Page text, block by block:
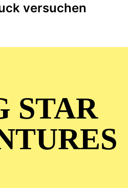
versuchen
STAR